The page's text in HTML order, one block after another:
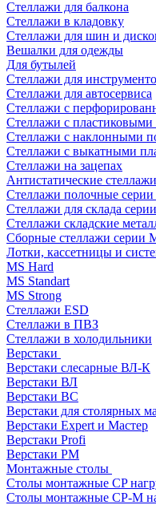
Стеллажи для балкона
Стеллажи в кладовку
Стеллажи для шин и
Вешалки для одежды
Для бутылей
Стеллажи для
Стеллажи для автосервиса
Стеллажи с
Стеллажи с
Стеллажи с наклонными
Стеллажи с выкатными
Стеллажи на зацепах
Антистатические стеллажи
Стеллажи полочные
Стеллажи для склада
Стеллажи складские
Сборные стеллажи серии
Лотки, кассетницы и
MS Hard
MS Standart
MS Strong
Стеллажи ESD
Стеллажи в ПВЗ
Стеллажи в холодильники
Верстаки
Верстаки слесарные ВЛ-К
Верстаки ВЛ
Верстаки ВС
Верстаки для столярных
Верстаки Expert и Мастер
Верстаки Profi
Верстаки РМ
Монтажные столы
Столы монтажные СP
Столы монтажные СР-М